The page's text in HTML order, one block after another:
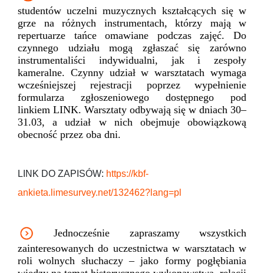
studentów uczelni muzycznych kształcących się w
grze na różnych instrumentach, którzy mają w
repertuarze tańce omawiane podczas zajęć. Do
czynnego udziału mogą zgłaszać się zarówno
instrumentaliści indywidualni, jak i zespoły
kameralne. Czynny udział w warsztatach wymaga
wcześniejszej rejestracji poprzez wypełnienie
formularza zgłoszeniowego dostępnego pod
linkiem LINK. Warsztaty odbywają się w dniach 30–
31.03, a udział w nich obejmuje obowiązkową
obecność przez oba dni.
LINK DO ZAPISÓW: https://kbf-
ankieta.limesurvey.net/132462?lang=pl
Jednocześnie zapraszamy wszystkich
zainteresowanych do uczestnictwa w warsztatach w
roli wolnych słuchaczy – jako formy pogłębiania